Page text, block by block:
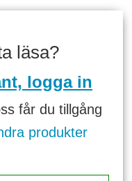
läsa?
logga in
får du tillgång
produkter